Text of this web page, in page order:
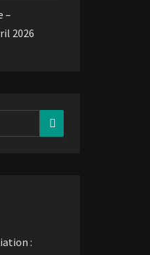
–
2026
Recherche
: